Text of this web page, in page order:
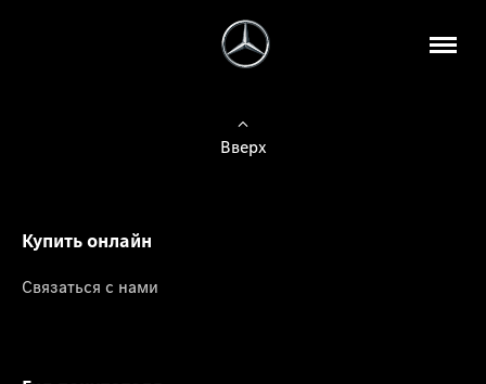
Вверх
Купить онлайн
Связаться с нами